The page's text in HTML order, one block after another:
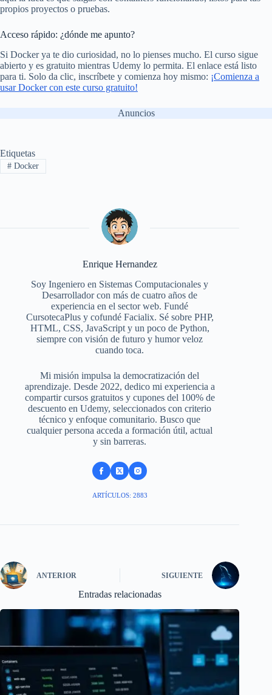
propios proyectos o pruebas.
Acceso rápido: ¿dónde me apunto?
Si Docker ya te dio curiosidad, no lo pienses mucho. El curso sigue
abierto y es gratuito mientras Udemy lo permita. El enlace está listo
para ti. Solo da clic, inscríbete y comienza hoy mismo: ¡Comienza a
usar Docker con este curso gratuito!
Anuncios
Etiquetas
#Docker
Enrique Hernandez
Soy Ingeniero en Sistemas Computacionales y
Desarrollador con más de cuatro años de
experiencia en el sector web. Fundé
CursotecaPlus y cofundé Facialix. Sé sobre PHP,
HTML, CSS, JavaScript y un poco de Python,
siempre con visión de futuro y humor veloz
cuando toca.
Mi misión impulsa la democratización del
aprendizaje. Desde 2022, dedico mi experiencia a
compartir cursos gratuitos y cupones del 100% de
descuento en Udemy, seleccionados con criterio
técnico y enfoque comunitario. Busco que
cualquier persona acceda a formación útil, actual
y sin barreras.
ARTÍCULOS: 2883
ANTERIOR SIGUIENTE
Entradas relacionadas